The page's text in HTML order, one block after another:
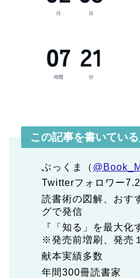
この記事を書いている
ぶっくま（
Twitterフォロワー7.2
読書術の図解、おす
グで発信
『「知る」を最大
※発売前増刷、発売
献本実績多数
年間300冊読書家